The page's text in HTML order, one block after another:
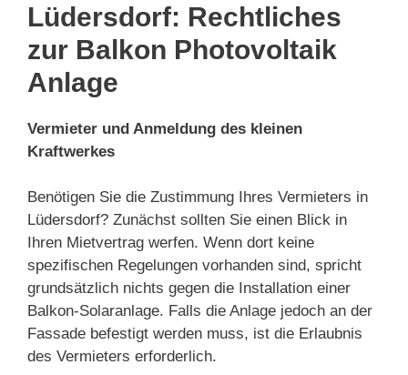
Lüdersdorf: Rechtliches
zur Balkon Photovoltaik
Anlage
Vermieter und Anmeldung des kleinen
Kraftwerkes
Benötigen Sie die Zustimmung Ihres Vermieters in
Lüdersdorf? Zunächst sollten Sie einen Blick in
Ihren Mietvertrag werfen. Wenn dort keine
spezifischen Regelungen vorhanden sind, spricht
grundsätzlich nichts gegen die Installation einer
Balkon-Solaranlage. Falls die Anlage jedoch an der
Fassade befestigt werden muss, ist die Erlaubnis
des Vermieters erforderlich.